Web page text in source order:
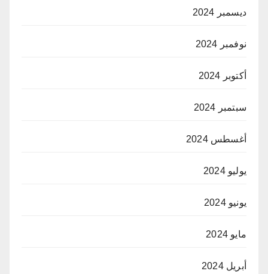
ديسمبر 2024
نوفمبر 2024
أكتوبر 2024
سبتمبر 2024
أغسطس 2024
يوليو 2024
يونيو 2024
مايو 2024
أبريل 2024